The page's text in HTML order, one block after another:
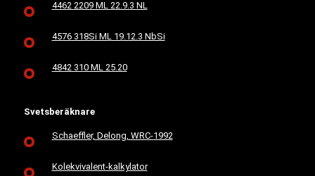
4462 2209 ML 22.9.3 NL
4576 318Si ML 19.12.3 NbSi
4842 310 ML 25.20
Svetsberäknare
Schaeffler, Delong, WRC-1992
Kolekvivalent-kalkylator